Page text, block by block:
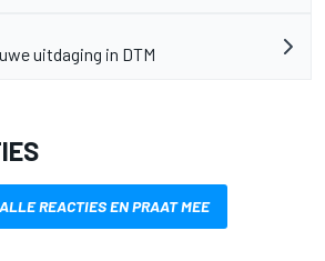
uitdaging in DTM
REACTIES EN PRAAT MEE